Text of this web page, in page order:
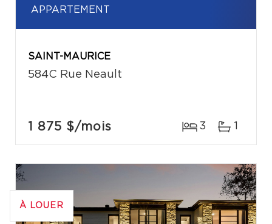
APPARTEMENT
SAINT-MAURICE
584C Rue Neault
1 875 $/mois 3 1
À LOUER